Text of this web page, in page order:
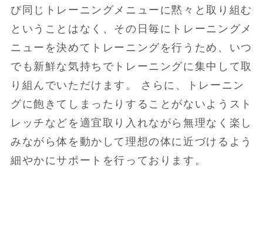
び同じトレーニングメニューに黙々と取り組む
ということはなく、その日毎にトレーニングメ
ニューを決めてトレーニングを行うため、いつ
でも新鮮な気持ちでトレーニングに集中して取
り組んでいただけます。 さらに、トレーニン
グに飽きてしまったりすることがないようスト
レッチなどを適宜取り入れながら無理なく楽し
みながら体を動かして理想の体に近づけるよう
細やかにサポートを行っております。